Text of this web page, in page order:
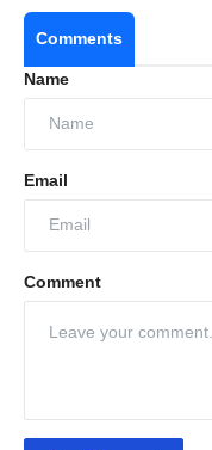
Comments
Name
Email
Comment